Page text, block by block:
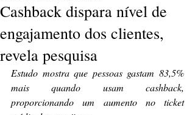
Cashback dispara nível de
engajamento dos clientes,
revela pesquisa
Estudo mostra que pessoas gastam 83,5%
mais quando usam cashback,
proporcionando um aumento no ticket